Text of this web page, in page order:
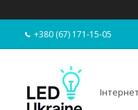
+380 (67) 171-15-05